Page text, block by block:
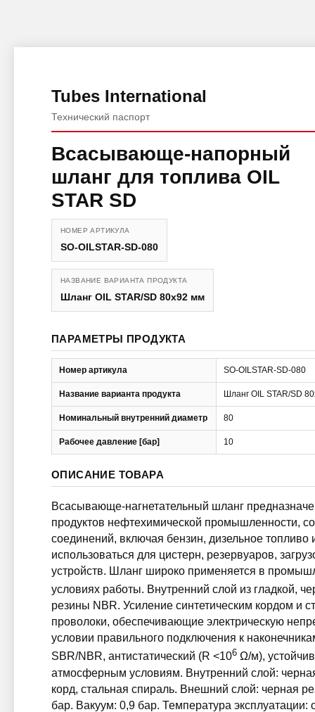
Tubes International
Технический паспорт
Всасывающе-напорный
шланг для топлива OIL
STAR SD
НОМЕР АРТИКУЛА
SO-OILSTAR-SD-080
НАЗВАНИЕ ВАРИАНТА ПРОДУКТА
Шланг OIL STAR/SD 80x92 мм
ПАРАМЕТРЫ ПРОДУКТА
Номер артикула SO-OILSTAR-SD-080
Название варианта продукта Шланг OIL STAR/SD
Номинальный внутренний диаметр 80
Рабочее давление [бар] 10
ОПИСАНИЕ ТОВАРА
Всасывающе-нагнетательный шланг
продуктов нефтехимической промышленности,
соединений, включая бензин, дизельное
использоваться для цистерн, резервуаров,
устройств. Шланг широко применяется в
условиях работы. Внутренний слой из гладкой,
резины NBR. Усиление синтетическим кордом и
проволоки, обеспечивающие электрическую
условии правильного подключения к
SBR/NBR, антистатический (R <106Ω/м),
атмосферным условиям. Внутренний слой:
корд, стальная спираль. Внешний слой: черная
бар. Вакуум: 0,9 бар. Температура эксплуатации: